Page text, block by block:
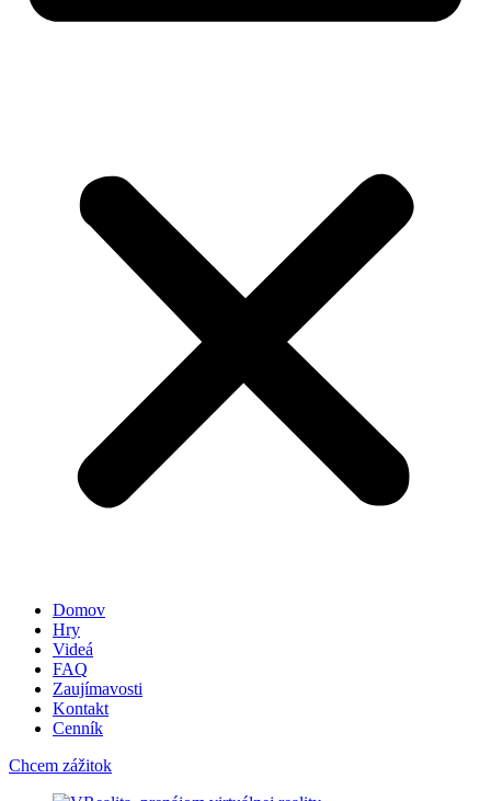
Domov
Hry
Videá
FAQ
Zaujímavosti
Kontakt
Cenník
Chcem zážitok